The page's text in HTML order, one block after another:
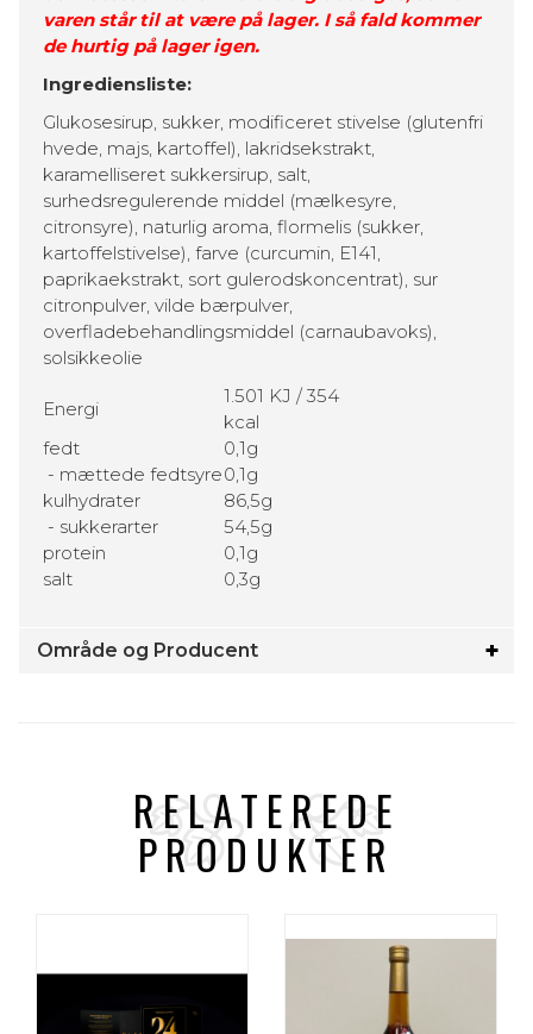
varen står til at være på lager. I så fald kommer
de hurtig på lager igen.
Ingrediensliste:
Glukosesirup, sukker, modificeret stivelse (glutenfri
hvede, majs, kartoffel), lakridsekstrakt,
karamelliseret sukkersirup, salt,
surhedsregulerende middel (mælkesyre,
citronsyre), naturlig aroma, flormelis (sukker,
kartoffelstivelse), farve (curcumin, E141,
paprikaekstrakt, sort gulerodskoncentrat), sur
citronpulver, vilde bærpulver,
overfladebehandlingsmiddel (carnaubavoks),
solsikkeolie
Energi
1.501 KJ / 354
kcal
fedt
0,1g
- mættede fedtsyre0,1g
kulhydrater
86,5g
- sukkerarter
54,5g
protein
0,1g
salt
0,3g
Område og Producent
RELATEREDE
PRODUKTER